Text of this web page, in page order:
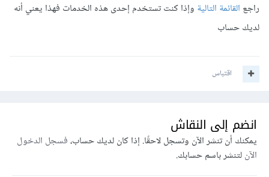
راجع القائمة التاليةوإذا كنت تستخدم إحدى هذه الخدمات فهذا يعني أنه
لديك حساب
اقتباس
انضم إلى النقاش
يمكنك أن تنشر الآن وتسجل لاحقًا. إذا كان لديك حساب،فسجل الدخول
الآنلتنشر باسم حسابك.